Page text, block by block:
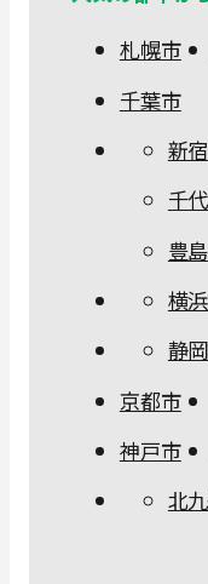
札幌市
千葉市
新
千
豊
横
静
京都市
神戸市
北